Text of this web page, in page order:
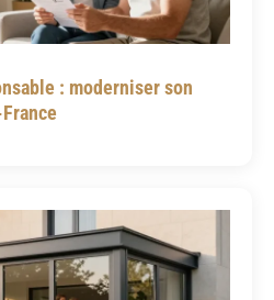
: moderniser son